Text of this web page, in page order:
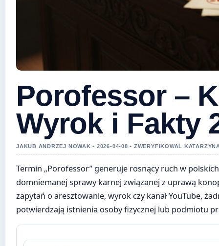
Porofessor –
Wyrok i Fakty
JAKUB ANDRZEJ NOWAK • 2026-04-08 • ZWERYFIKOWAL
Termin „Porofessor” generuje rosnący ruch w
domniemanej sprawy karnej związanej z uprawą
zapytań o aresztowanie, wyrok czy kanał YouTube,
potwierdzają istnienia osoby fizycznej lub podmiotu